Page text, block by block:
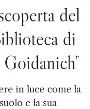
del
di
in luce come la
e la sua